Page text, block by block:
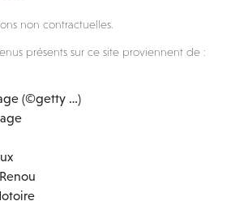
non contractuelles.
présents sur ce site proviennent de :
(©getty …)